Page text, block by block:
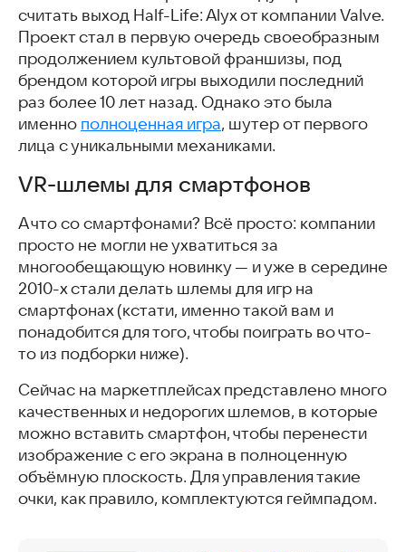
считать выход Half-Life: Alyx от компании Valve.
Проект стал в первую очередь своеобразным
продолжением культовой франшизы, под
брендом которой игры выходили последний
раз более 10 лет назад. Однако это была
именно полноценная игра, шутер от первого
лица с уникальными механиками.
VR-шлемы для смартфонов
А что со смартфонами? Всё просто: компании
просто не могли не ухватиться за
многообещающую новинку — и уже в середине
2010-х стали делать шлемы для игр на
смартфонах (кстати, именно такой вам и
понадобится для того, чтобы поиграть во что-
то из подборки ниже).
Сейчас на маркетплейсах представлено много
качественных и недорогих шлемов, в которые
можно вставить смартфон, чтобы перенести
изображение с его экрана в полноценную
объёмную плоскость. Для управления такие
очки, как правило, комплектуются геймпадом.